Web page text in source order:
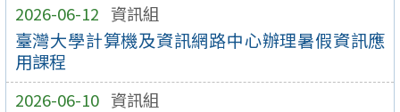
2026-06-12 資訊組
臺灣大學計算機及資訊網路中心辦理暑假資訊應
用課程
2026-06-10 資訊組